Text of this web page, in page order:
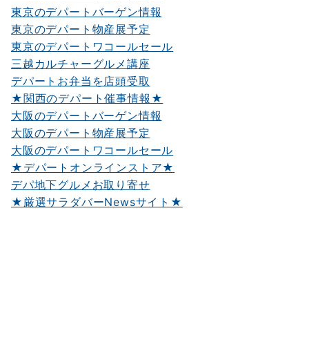
東京のデパートバーゲン情報
東京のデパート物産展予定
東京のデパートワコールセール
三越カルチャーグルメ講座
デパートお弁当を店頭受取
★関西のデパート催事情報★
大阪のデパートバーゲン情報
大阪のデパート物産展予定
大阪のデパートワコールセール
★デパートオンラインストア★
デパ地下グルメお取り寄せ
★厳選サラダバーNewsサイト★